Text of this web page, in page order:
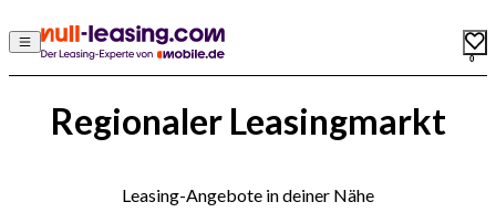
0
Regionaler Leasingmarkt
Leasing-Angebote in deiner Nähe